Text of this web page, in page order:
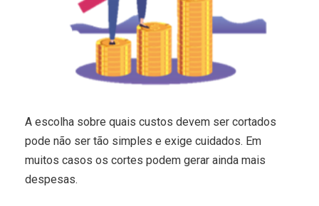
A escolha sobre quais custos devem ser cortados
pode não ser tão simples e exige cuidados. Em
muitos casos os cortes podem gerar ainda mais
despesas.